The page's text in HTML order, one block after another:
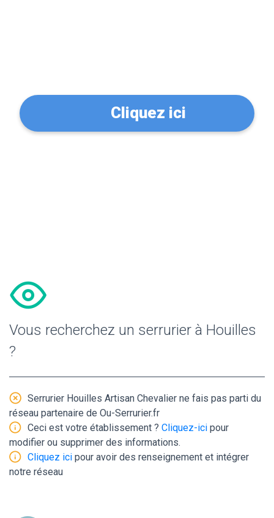
Cliquez ici
Vous recherchez un serrurier à Houilles
?
Serrurier Houilles Artisan Chevalier ne fais pas parti du
réseau partenaire de Ou-Serrurier.fr
Ceci est votre établissement ? Cliquez-ici pour
modifier ou supprimer des informations.
Cliquez ici pour avoir des renseignement et intégrer
notre réseau